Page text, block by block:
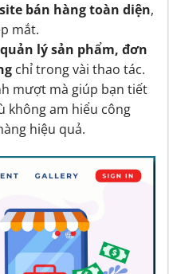
bán hàng toàn diện,
mắt.
lý sản phẩm, đơn
chỉ trong vài thao tác.
mượt mà giúp bạn tiết
không am hiểu công
hiệu quả.